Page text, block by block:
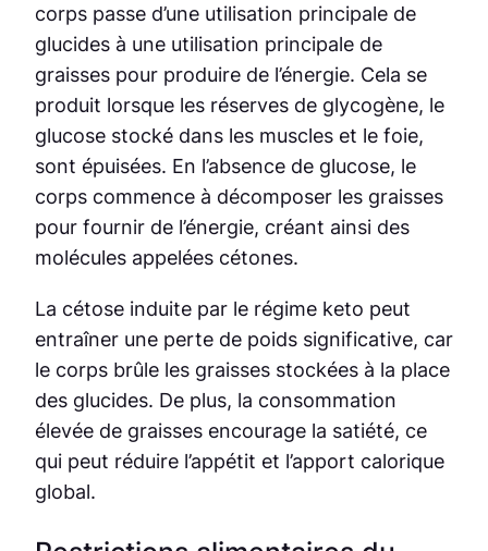
corps passe d’une utilisation principale de
glucides à une utilisation principale de
graisses pour produire de l’énergie. Cela se
produit lorsque les réserves de glycogène, le
glucose stocké dans les muscles et le foie,
sont épuisées. En l’absence de glucose, le
corps commence à décomposer les graisses
pour fournir de l’énergie, créant ainsi des
molécules appelées cétones.
La cétose induite par le régime keto peut
entraîner une perte de poids significative, car
le corps brûle les graisses stockées à la place
des glucides. De plus, la consommation
élevée de graisses encourage la satiété, ce
qui peut réduire l’appétit et l’apport calorique
global.